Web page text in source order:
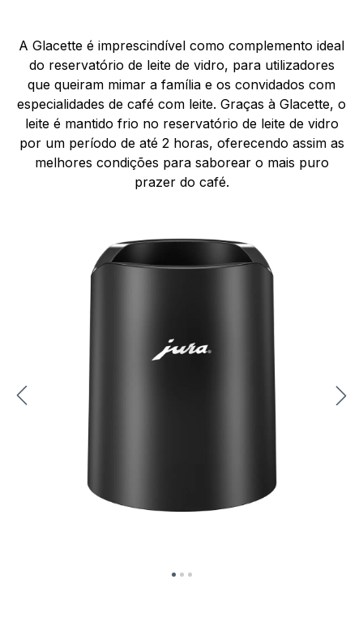
A Glacette é imprescindível como complemento ideal
do reservatório de leite de vidro, para utilizadores
que queiram mimar a família e os convidados com
especialidades de café com leite. Graças à Glacette, o
leite é mantido frio no reservatório de leite de vidro
por um período de até 2 horas, oferecendo assim as
melhores condições para saborear o mais puro
prazer do café.